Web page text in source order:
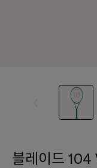
블레이드 104